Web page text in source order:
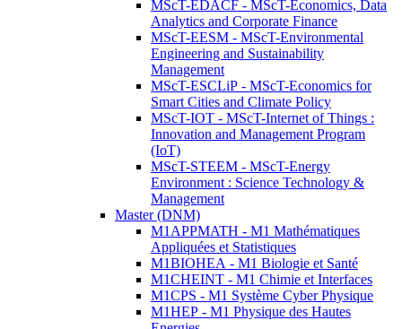
MScT-EDACF - MScT-Economics, Data
Analytics and Corporate Finance
MScT-EESM - MScT-Environmental
Engineering and Sustainability
Management
MScT-ESCLiP - MScT-Economics for
Smart Cities and Climate Policy
MScT-IOT - MScT-Internet of Things :
Innovation and Management Program
(IoT)
MScT-STEEM - MScT-Energy
Environment : Science Technology &
Management
Master (DNM)
M1APPMATH - M1 Mathématiques
Appliquées et Statistiques
M1BIOHEA - M1 Biologie et Santé
M1CHEINT - M1 Chimie et Interfaces
M1CPS - M1 Système Cyber Physique
M1HEP - M1 Physique des Hautes